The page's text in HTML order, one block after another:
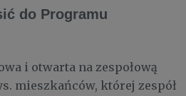
do Programu
i otwarta na zespołową
mieszkańców, której zespół